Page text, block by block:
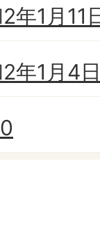
年1月11
年1月4